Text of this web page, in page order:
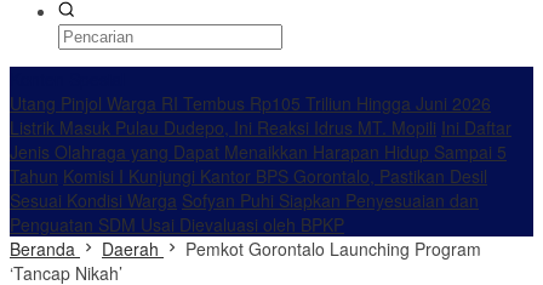
Utang Pinjol Warga RI Tembus Rp105 Triliun Hingga Juni 2026
Listrik Masuk Pulau Dudepo, Ini Reaksi Idrus MT. Mopili Ini Daftar
Jenis Olahraga yang Dapat Menaikkan Harapan Hidup Sampai 5
Tahun Komisi I Kunjungi Kantor BPS Gorontalo, Pastikan Desil
Sesuai Kondisi Warga Sofyan Puhi Siapkan Penyesuaian dan
Penguatan SDM Usai Dievaluasi oleh BPKP
Beranda
Daerah
Pemkot Gorontalo Launching Program
‘Tancap Nikah’